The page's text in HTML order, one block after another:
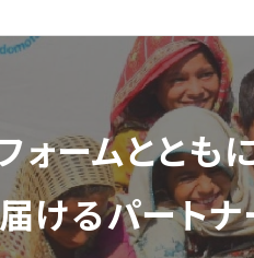
ォームととも
けるパート